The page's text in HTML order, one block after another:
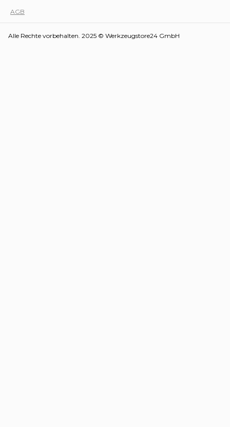
AGB
Alle Rechte vorbehalten. 2025 © Werkzeugstore24 GmbH